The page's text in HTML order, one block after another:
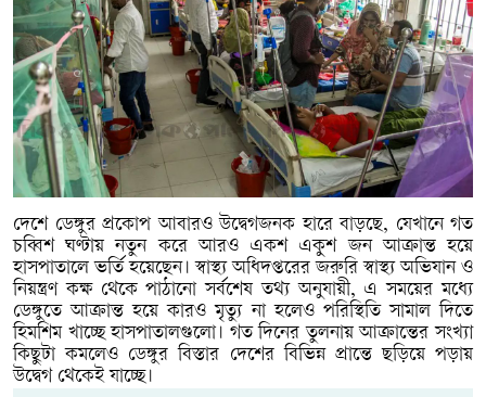
দেশে ডেঙ্গুর প্রকোপ আবারও উদ্বেগজনক হারে বাড়ছে, যেখানে গত
চব্বিশ ঘণ্টায় নতুন করে আরও একশ একুশ জন আক্রান্ত হয়ে
হাসপাতালে ভর্তি হয়েছেন। স্বাস্থ্য অধিদপ্তরের জরুরি স্বাস্থ্য অভিযান ও
নিয়ন্ত্রণ কক্ষ থেকে পাঠানো সর্বশেষ তথ্য অনুযায়ী, এ সময়ের মধ্যে
ডেঙ্গুতে আক্রান্ত হয়ে কারও মৃত্যু না হলেও পরিস্থিতি সামাল দিতে
হিমশিম খাচ্ছে হাসপাতালগুলো। গত দিনের তুলনায় আক্রান্তের সংখ্যা
কিছুটা কমলেও ডেঙ্গুর বিস্তার দেশের বিভিন্ন প্রান্তে ছড়িয়ে পড়ায়
উদ্বেগ থেকেই যাচ্ছে।